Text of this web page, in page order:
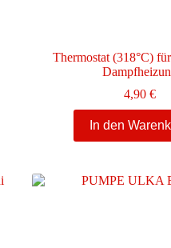
Thermostat (318°C)
4,90 €
In den